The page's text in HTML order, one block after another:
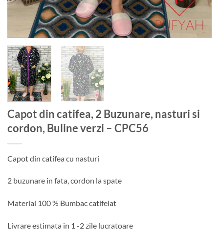
Capot din catifea, 2 Buzunare, nasturi si
cordon, Buline verzi – CPC56
Capot din catifea cu nasturi
2 buzunare in fata, cordon la spate
Material 100 % Bumbac catifelat
Livrare estimata in 1 -2 zile lucratoare